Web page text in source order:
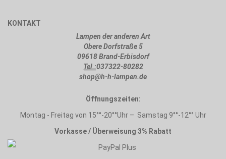
KONTAKT
Lampen der anderen Art
Obere Dorfstraße 5
09618 Brand-Erbisdorf
Tel.:037322-80282
shop@h-h-lampen.de
Öffnungszeiten:
Montag - Freitag von 15°°-20°°Uhr – Samstag 9°°-12°° Uhr
Vorkasse / Überweisung 3% Rabatt